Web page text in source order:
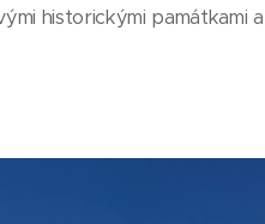
historickými památkami